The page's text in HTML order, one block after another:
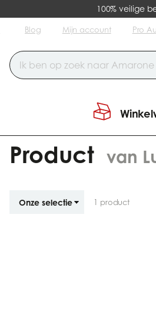
100% veilige
Blog Mijn account Pro
Product van
op
1 product